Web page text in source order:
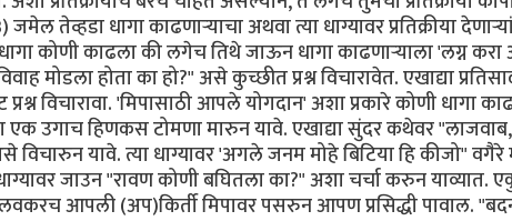
तेव्हडा धागा काढणार्‍याचा अथवा त्या धाग्यावर प्रतिक्रीया
कोणी काढला की लगेच तिथे जाऊन धागा काढणार्‍याला 'लग्न करा
मोडला होता का हो?" असे कुच्छीत प्रश्न विचारावेत. एखाद्या
विचारावा. 'मिपासाठी आपले योगदान' अशा प्रकारे कोणी धागा
एक उगाच हिणकस टोमणा मारुन यावे. एखाद्या सुंदर कथेवर
यावे. त्या धाग्यावर 'अगले जनम मोहे बिटिया हि कीजो" वगैरे
जाउन "रावण कोणी बघितला का?" अशा चर्चा करुन याव्यात.
आपली (अप)किर्ती मिपावर पसरुन आपण प्रसिद्धी पावाल.